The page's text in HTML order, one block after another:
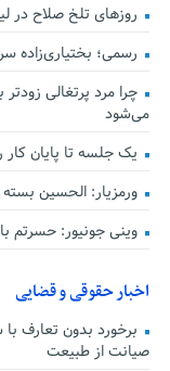
روزهای تلخ صلاح در
رسمی؛ بختیاری‌زاده
چرا مرد پرتغالی
می‌شود
یک جلسه تا پایان کار
ورمزیار: الحسین
وینی جونیور: حسرتم
اخبار حقوقی و قضایی
برخورد بدون تعارف
صیانت از طبیعت